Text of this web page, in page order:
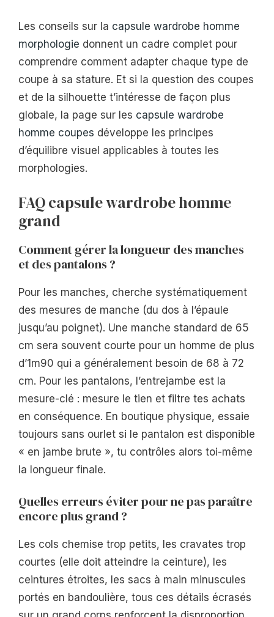
Les conseils sur la capsule wardrobe homme
morphologie donnent un cadre complet pour
comprendre comment adapter chaque type de
coupe à sa stature. Et si la question des coupes
et de la silhouette t’intéresse de façon plus
globale, la page sur les capsule wardrobe
homme coupes développe les principes
d’équilibre visuel applicables à toutes les
morphologies.
FAQ capsule wardrobe homme
grand
Comment gérer la longueur des manches
et des pantalons ?
Pour les manches, cherche systématiquement
des mesures de manche (du dos à l’épaule
jusqu’au poignet). Une manche standard de 65
cm sera souvent courte pour un homme de plus
d’1m90 qui a généralement besoin de 68 à 72
cm. Pour les pantalons, l’entrejambe est la
mesure-clé : mesure le tien et filtre tes achats
en conséquence. En boutique physique, essaie
toujours sans ourlet si le pantalon est disponible
« en jambe brute », tu contrôles alors toi-même
la longueur finale.
Quelles erreurs éviter pour ne pas paraître
encore plus grand ?
Les cols chemise trop petits, les cravates trop
courtes (elle doit atteindre la ceinture), les
ceintures étroites, les sacs à main minuscules
portés en bandoulière, tous ces détails écrasés